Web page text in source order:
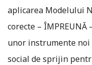
aplicarea Modelului
corecte –
unor instrumente
social de sprijin